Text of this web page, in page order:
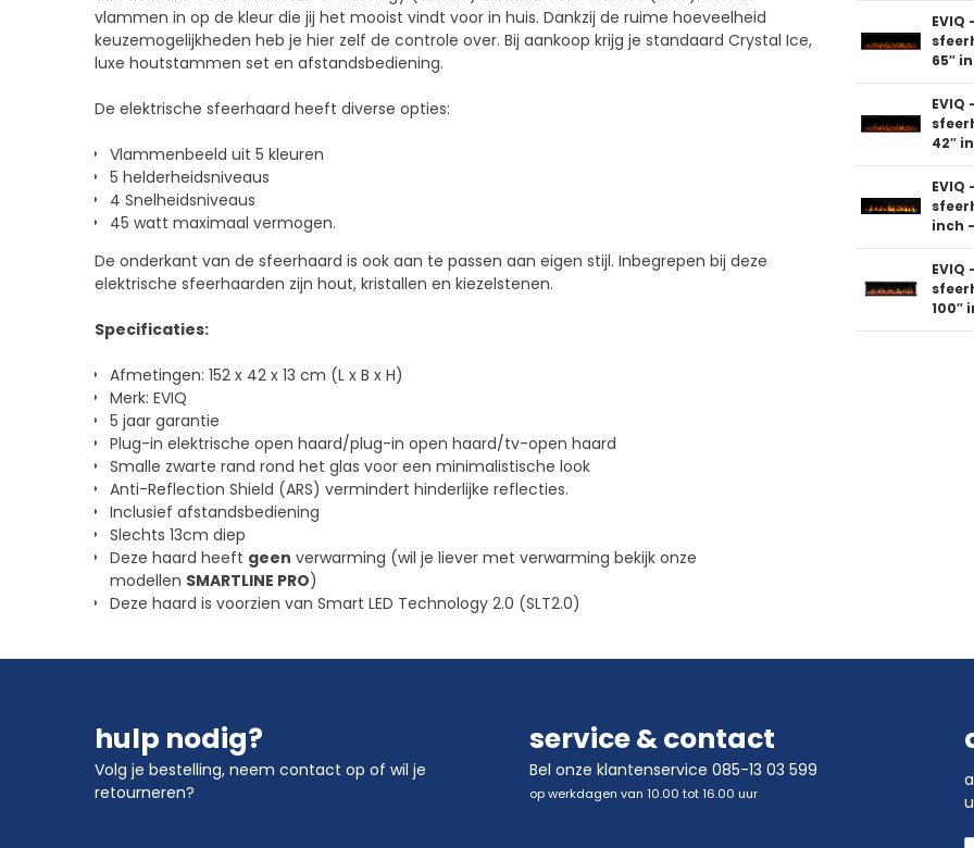
vlammen in op de kleur die jij het mooist vindt voor in huis. Dankzij de ruime hoeveelheid
keuzemogelijkheden heb je hier zelf de controle over. Bij aankoop krijg je standaard Crystal Ice,
luxe houtstammen set en afstandsbediening.
De elektrische sfeerhaard heeft diverse opties:
Vlammenbeeld uit 5 kleuren
5 helderheidsniveaus
4 Snelheidsniveaus
45 watt maximaal vermogen.
De onderkant van de sfeerhaard is ook aan te passen aan eigen stijl. Inbegrepen bij deze
elektrische sfeerhaarden zijn hout, kristallen en kiezelstenen.
Specificaties:
Afmetingen: 152 x 42 x 13 cm (L x B x H)
Merk: EVIQ
5 jaar garantie
Plug-in elektrische open haard/plug-in open haard/tv-open haard
Smalle zwarte rand rond het glas voor een minimalistische look
Anti-Reflection Shield (ARS) vermindert hinderlijke reflecties.
Inclusief afstandsbediening
Slechts 13cm diep
Deze haard heeft geen verwarming (wil je liever met verwarming bekijk onze
modellen SMARTLINE PRO)
Deze haard is voorzien van Smart LED Technology 2.0 (SLT2.0)
EVIQ
65″
EVIQ
42″
EVIQ
inch
EVIQ
100″
hulp nodig?
Volg je bestelling, neem contact op of wil je
retourneren?
service & contact
Bel onze klantenservice 085-13 03 599
op werkdagen van 10.00 tot 16.00 uur